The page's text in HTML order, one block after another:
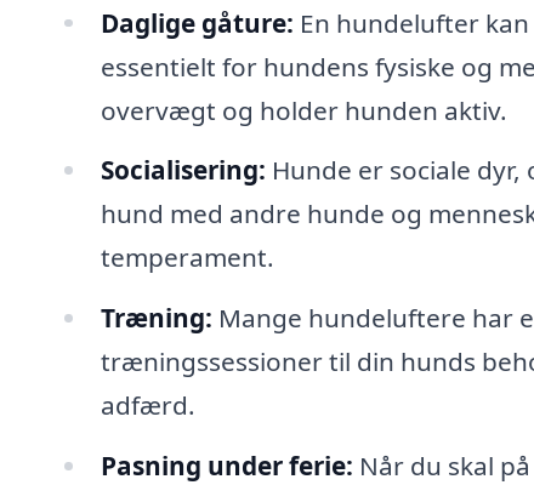
Daglige gåture: En hundelufter
essentielt for hundens fysiske og
overvægt og holder hunden aktiv.
Socialisering: Hunde er sociale
hund med andre hunde og
temperament.
Træning: Mange hundeluftere har
træningssessioner til din hunds
adfærd.
Pasning under ferie: Når du skal